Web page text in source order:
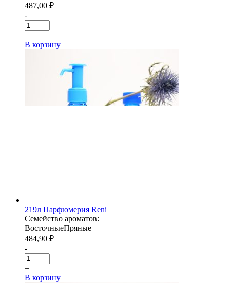
487,00 ₽
-
+
В корзину
219л Парфюмерия Reni
Семейство ароматов:
ВосточныеПряные
484,90 ₽
-
+
В корзину